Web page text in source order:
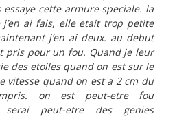
cette armure speciale. la
ai fais, elle etait trop petite
j’en ai deux. au debut
pris pour un fou. Quand je leur
des etoiles quand on est sur le
vitesse quand on est a 2 cm du
on est peut-etre fou
serai peut-etre des genies